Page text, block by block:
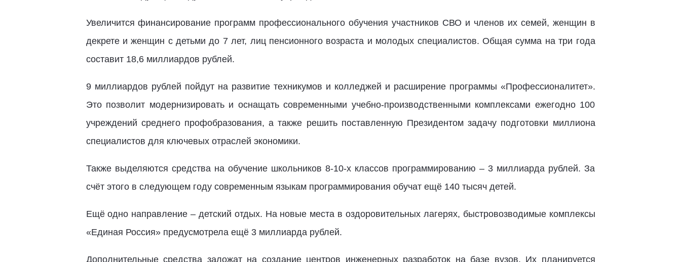
Увеличится финансирование программ профессионального обучения участников СВО и членов их семей, женщин в
декрете и женщин с детьми до 7 лет, лиц пенсионного возраста и молодых специалистов. Общая сумма на три года
составит 18,6 миллиардов рублей.
9 миллиардов рублей пойдут на развитие техникумов и колледжей и расширение программы «Профессионалитет».
Это позволит модернизировать и оснащать современными учебно-производственными комплексами ежегодно 100
учреждений среднего профобразования, а также решить поставленную Президентом задачу подготовки миллиона
специалистов для ключевых отраслей экономики.
Также выделяются средства на обучение школьников 8-10-х классов программированию – 3 миллиарда рублей. За
счёт этого в следующем году современным языкам программирования обучат ещё 140 тысяч детей.
Ещё одно направление – детский отдых. На новые места в оздоровительных лагерях, быстровозводимые комплексы
«Единая Россия» предусмотрела ещё 3 миллиарда рублей.
Дополнительные средства заложат на создание центров инженерных разработок на базе вузов. Их планируется